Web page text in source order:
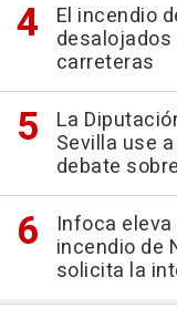
El incendio
carreteras
La
Sevilla use
debate
Infoca
incendio de
solicita la